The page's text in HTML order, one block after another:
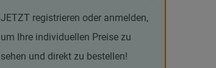
JETZT registrieren oder anmelden,
um Ihre individuellen Preise zu
sehen und direkt zu bestellen!